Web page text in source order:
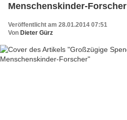
Menschenskinder-Forscher
Veröffentlicht am 28.01.2014 07:51
Von Dieter Gürz